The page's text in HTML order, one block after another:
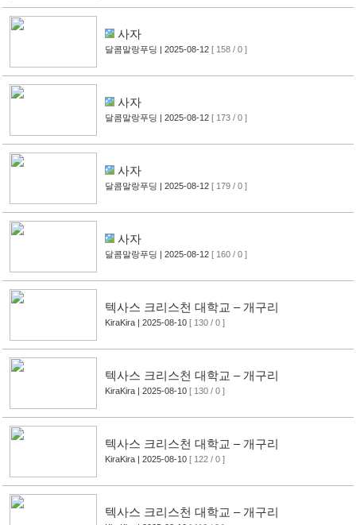
사자
달콤말랑푸딩 | 2025-08-12 [ 158 / 0 ]
사자
달콤말랑푸딩 | 2025-08-12 [ 173 / 0 ]
사자
달콤말랑푸딩 | 2025-08-12 [ 179 / 0 ]
사자
달콤말랑푸딩 | 2025-08-12 [ 160 / 0 ]
텍사스 크리스천 대학교 – 개구리
KiraKira | 2025-08-10 [ 130 / 0 ]
텍사스 크리스천 대학교 – 개구리
KiraKira | 2025-08-10 [ 130 / 0 ]
텍사스 크리스천 대학교 – 개구리
KiraKira | 2025-08-10 [ 122 / 0 ]
텍사스 크리스천 대학교 – 개구리